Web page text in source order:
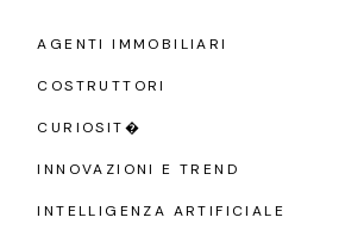
AGENTI IMMOBILIARI
COSTRUTTORI
CURIOSIT�
INNOVAZIONI E TREND
INTELLIGENZA ARTIFICIALE